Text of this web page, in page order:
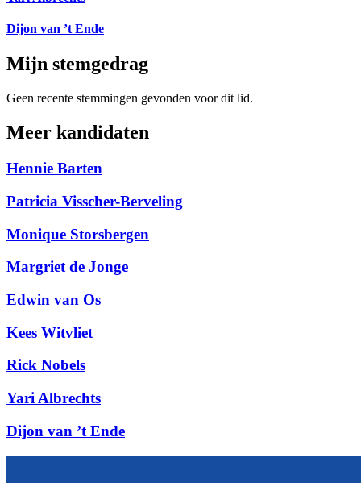
Dijon van ’t Ende
Mijn stemgedrag
Geen recente stemmingen gevonden voor dit lid.
Meer kandidaten
Hennie Barten
Patricia Visscher-Berveling
Monique Storsbergen
Margriet de Jonge
Edwin van Os
Kees Witvliet
Rick Nobels
Yari Albrechts
Dijon van ’t Ende